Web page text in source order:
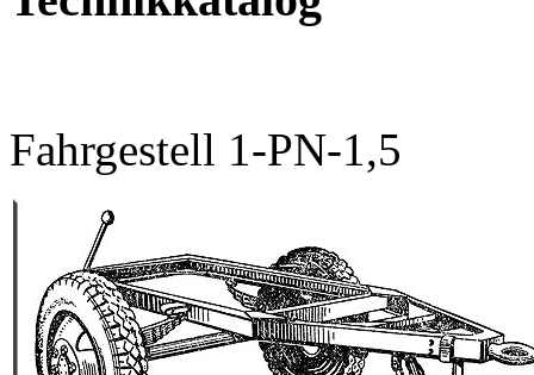
Fahrgestell 1-PN-1,5